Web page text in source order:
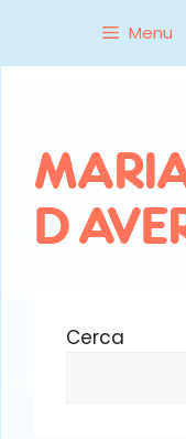
contenuto
Menu
D
Cerca